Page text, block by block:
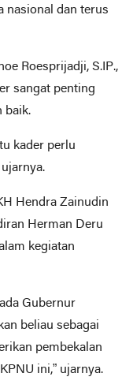
nasional dan terus
Roesprijadji, S.IP.,
sangat penting
baik.
kader perlu
Hendra Zainudin
Herman Deru
kegiatan
Gubernur
beliau sebagai
pembekalan
ini,” ujarnya.